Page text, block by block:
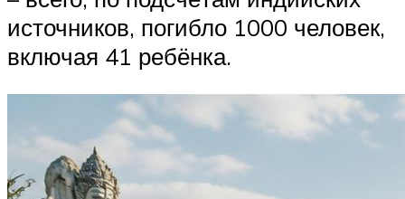
источников, погибло 1000 человек,
включая 41 ребёнка.